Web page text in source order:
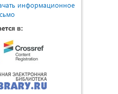
информационное
в: